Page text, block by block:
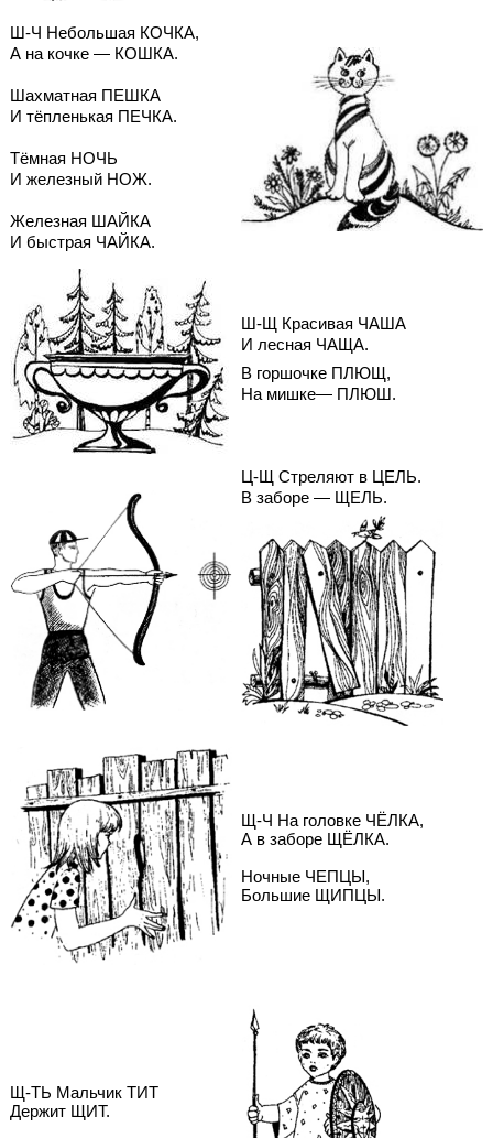
Ш-Ч Небольшая КОЧКА,
А на кочке — КОШКА.
Шахматная ПЕШКА
И тёпленькая ПЕЧКА.
Тёмная НОЧЬ
И железный НОЖ.
Железная ШАЙКА
И быстрая ЧАЙКА.
Ш-Щ Красивая ЧАША
И лесная ЧАЩА.
В горшочке ПЛЮЩ,
На мишке— ПЛЮШ.
Ц-Щ Стреляют в ЦЕЛЬ.
В заборе — ЩЕЛЬ.
Щ-Ч На головке ЧЁЛКА,
А в заборе ЩЁЛКА.
Ночные ЧЕПЦЫ,
Большие ЩИПЦЫ.
Щ-ТЬ Мальчик ТИТ
Держит ЩИТ.